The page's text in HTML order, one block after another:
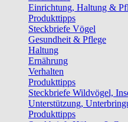
Einrichtung, Haltung &
Produkttipps
Steckbriefe Vögel
Gesundheit & Pflege
Haltung
Ernährung
Verhalten
Produkttipps
Steckbriefe Wildvögel,
Unterstützung,
Produkttipps